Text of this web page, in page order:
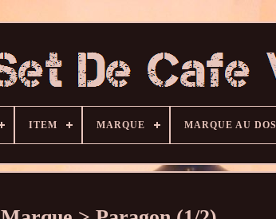
ITEM MARQUE MARQUE AU DOS